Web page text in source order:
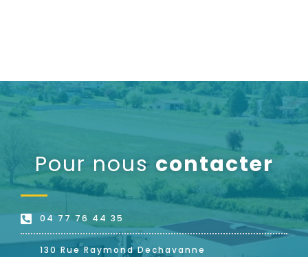
Pour nous contacter
04 77 76 44 35
130 Rue Raymond Dechavanne